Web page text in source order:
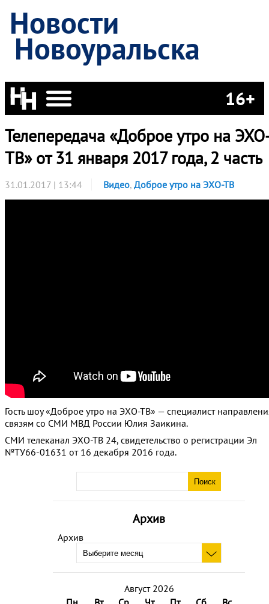
Новости
Новоуральска
16+
Архив
Архив
Август 2026
Телепередача «Доброе утро на
ТВ» от 31 января 2017 года, 2 часть
31.01.2017 | 13:44 Видео, Доброе утро на ЭХО-ТВ
Гость шоу «Доброе утро на ЭХО-ТВ» — специалист
связям со СМИ МВД России Юлия Заикина.
СМИ телеканал ЭХО-ТВ 24, свидетельство о регистрации Эл
№ТУ66-01631 от 16 декабря 2016 года.